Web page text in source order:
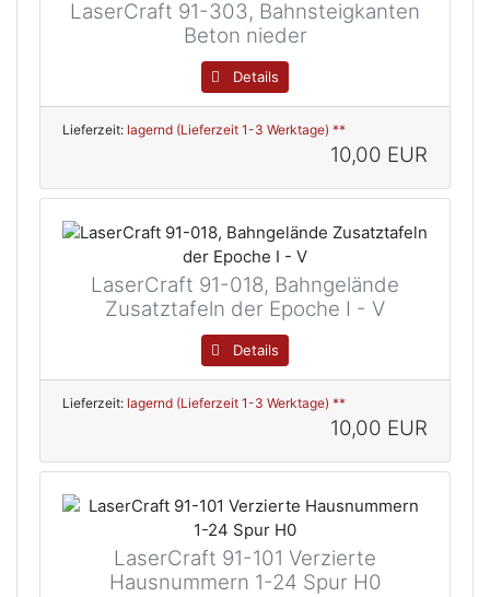
LaserCraft 91-303, Bahnsteigkanten
Beton nieder
Details
Lieferzeit: lagernd (Lieferzeit 1-3 Werktage) **
10,00 EUR
LaserCraft 91-018, Bahngelände
Zusatztafeln der Epoche I - V
Details
Lieferzeit: lagernd (Lieferzeit 1-3 Werktage) **
10,00 EUR
LaserCraft 91-101 Verzierte
Hausnummern 1-24 Spur H0